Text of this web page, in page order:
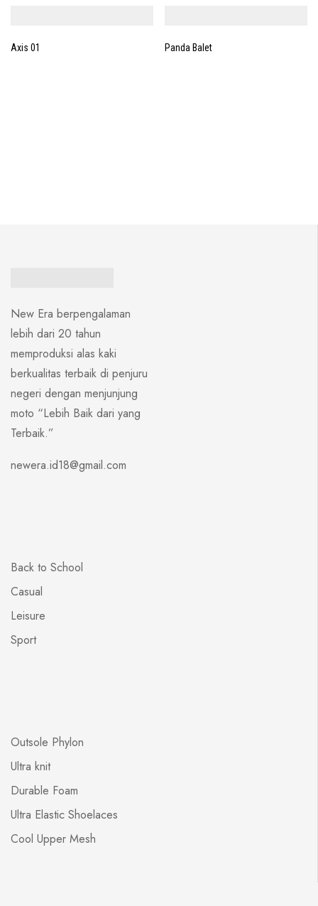
Axis 01 Panda Balet
New Era berpengalaman
lebih dari 20 tahun
memproduksi alas kaki
berkualitas terbaik di penjuru
negeri dengan menjunjung
moto “Lebih Baik dari yang
Terbaik.”
newera.id18@gmail.com
Back to School
Casual
Leisure
Sport
Outsole Phylon
Ultra knit
Durable Foam
Ultra Elastic Shoelaces
Cool Upper Mesh